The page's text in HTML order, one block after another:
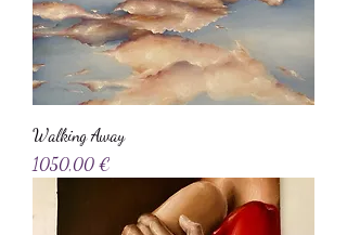
Walking Away
Precio
1050,00 €